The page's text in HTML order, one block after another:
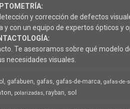
y corrección de defectos
con un equipo de expertos ópticos y
Te asesoramos sobre qué modelo
necesidades visuales.
gafabuen gafas gafas-de-marca gafas-de-
polarizadas rayban sol